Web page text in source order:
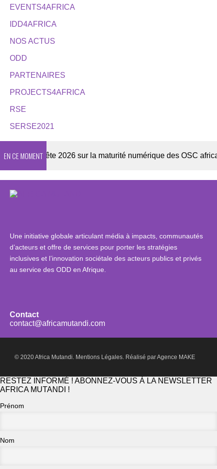
EVENTS4AFRICA
IDD4AFRICA
NOS ACTUS
ODD
PARTENAIRES
PROJECTS4AFRICA
RSE
SERSE2021
EN CE MOMENT
Enquête 2026 sur la maturité numérique des OSC africaines
Une initiative globale articulant média à impacts, communautés
d’acteurs et offre de services pour porter les stratégies
inclusives et l’innovation sociétale des acteurs publics et privés
au service des ODD en Afrique.
Contact
contact@africamutandi.com
© 2020 Africa Mutandi. Mentions Légales. Réalisé parAgence MAKE
RESTEZ INFORMÉ ! ABONNEZ-VOUS À LA NEWSLETTER
AFRICA MUTANDI !
Prénom
Nom